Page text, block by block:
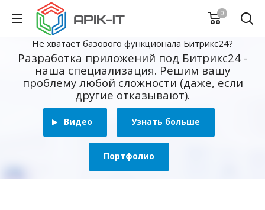
0
Не хватает базового функционала Битрикс24?
Разработка приложений под Битрикс24 -
наша специализация. Решим вашу
проблему любой сложности (даже, если
другие отказывают).
Видео Узнать больше
Портфолио